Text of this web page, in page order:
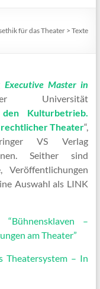
für das Theater>Texte
Executive Master in
Universität
Kulturbetrieb.
Theater“,
VS Verlag
Seither sind
Veröffentlichungen
Auswahl als LINK
–
am Theater”
Theatersystem – In